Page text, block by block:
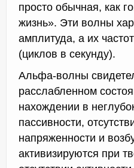
просто обычная, как
жизнь». Эти волны
амплитуда, а их
(циклов в секунду).
Альфа-волны
расслабленном
нахождении в
пассивности,
напряженности и
активизируются при